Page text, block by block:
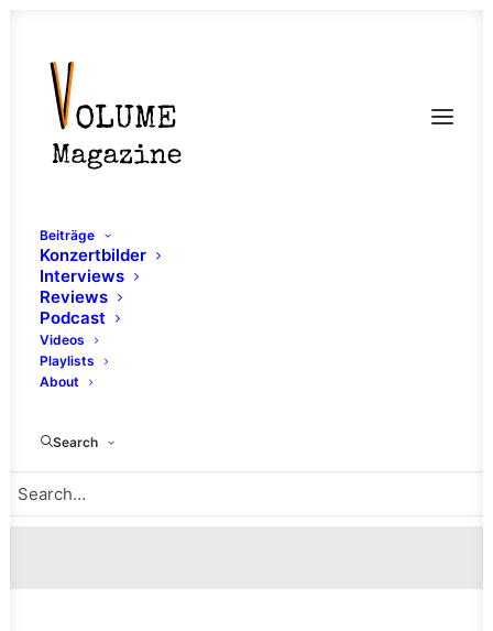
Beiträge
Konzertbilder
Interviews
Reviews
Podcast
Videos
Playlists
About
Search